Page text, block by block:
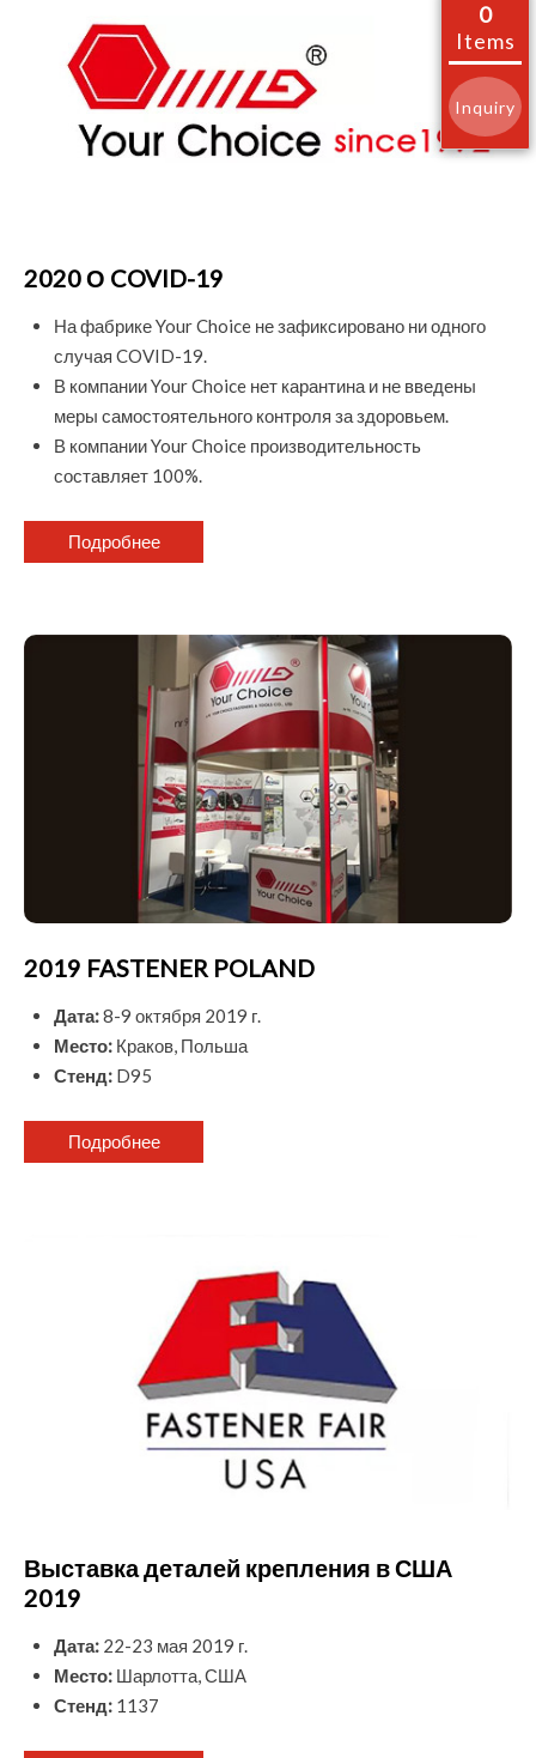
2020 О COVID-19
На фабрике Your Choice не зафиксировано ни одного
случая COVID-19.
В компании Your Choice нет карантина и не введены
меры самостоятельного контроля за здоровьем.
В компании Your Choice производительность
составляет 100%.
Подробнее
2019 FASTENER POLAND
Дата:8-9 октября 2019 г.
Место: Краков, Польша
Стенд: D95
Подробнее
Выставка деталей крепления в США
2019
Дата: 22-23 мая 2019 г.
Место: Шарлотта, США
Стенд: 1137
0
Items
Inquiry